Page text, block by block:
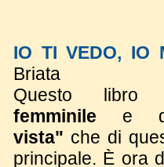
IO TI VEDO, IO
Briata
Questo libro
femminile e
vista" che di
principale. È ora